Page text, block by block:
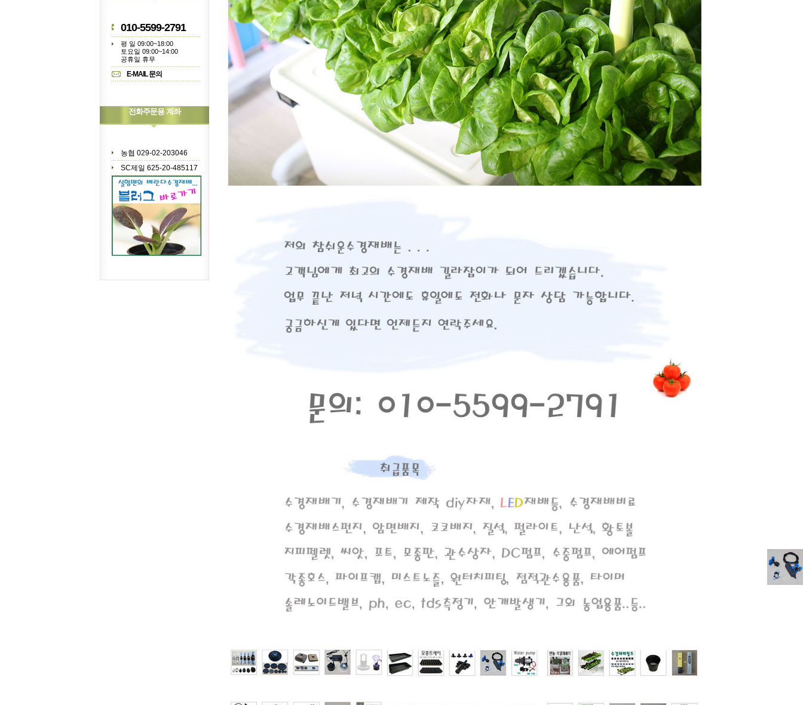
010-5599-2791
평 일 09:00~18:00
토요일 09:00~14:00
공휴일 휴무
E-MAIL 문의
전화주문용 계좌
농협 029-02-203046
SC제일 625-20-485117